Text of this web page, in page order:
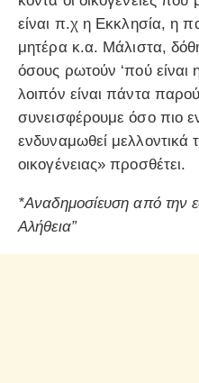
είναι π.χ η Εκκλησία, η
μητέρα κ.α. Μάλιστα,
όσους ρωτούν ‘πού είναι
λοιπόν είναι πάντα
συνεισφέρουμε όσο πιο
ενδυναμωθεί μελλοντικά
οικογένειας» προσθέτει.
*Αναδημοσίευση από την
Αλήθεια”